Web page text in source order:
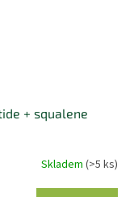
+ squalene
Skladem (>5 ks)